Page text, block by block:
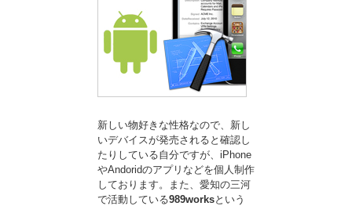
新しい物好きな性格なので、新し
いデバイスが発売されると確認し
たりしている自分ですが、iPhone
やAndoridのアプリなどを個人制作
しております。また、愛知の三河
で活動している989worksという